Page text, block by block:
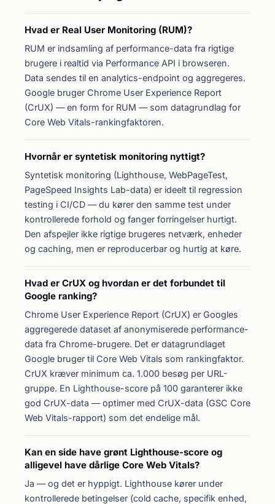
Hvad er Real User Monitoring (RUM)?
RUM er indsamling af performance-data fra rigtige
brugere i realtid via Performance API i browseren.
Data sendes til en analytics-endpoint og aggregeres.
Google bruger Chrome User Experience Report
(CrUX) — en form for RUM — som datagrundlag for
Core Web Vitals-rankingfaktoren.
Hvornår er syntetisk monitoring nyttigt?
Syntetisk monitoring (Lighthouse, WebPageTest,
PageSpeed Insights Lab-data) er ideelt til regression
testing i CI/CD — du kører den samme test under
kontrollerede forhold og fanger forringelser hurtigt.
Den afspejler ikke rigtige brugeres netværk, enheder
og caching, men er reproducerbar og hurtig at køre.
Hvad er CrUX og hvordan er det forbundet til
Google ranking?
Chrome User Experience Report (CrUX) er Googles
aggregerede dataset af anonymiserede performance-
data fra Chrome-brugere. Det er datagrundlaget
Google bruger til Core Web Vitals som rankingfaktor.
CrUX kræver minimum ca. 1.000 besøg per URL-
gruppe. En Lighthouse-score på 100 garanterer ikke
god CrUX-data — optimer med CrUX-data (GSC Core
Web Vitals-rapport) som det endelige mål.
Kan en side have grønt Lighthouse-score og
alligevel have dårlige Core Web Vitals?
Ja — og det er hyppigt. Lighthouse kører under
kontrollerede betingelser (cold cache, specifik enhed,